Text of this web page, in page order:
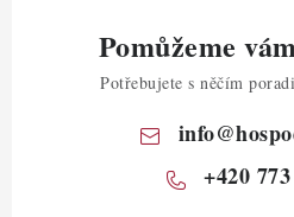
Pomůžeme
Potřebujete s něčím
info@
+420